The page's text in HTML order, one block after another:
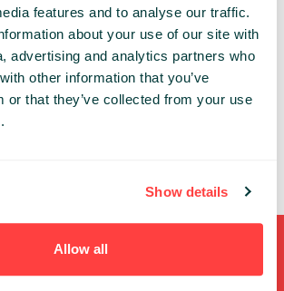
features and to analyse our traffic.
about your use of our site with
advertising and analytics partners who
other information that you’ve
or that they’ve collected from your use
Show details
Allow all
Personal Growth
RUDAWSKI